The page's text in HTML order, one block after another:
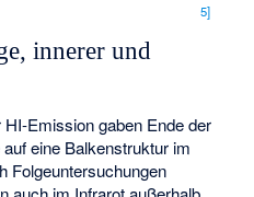
5]
innerer und
Emission gaben Ende der
eine Balkenstruktur im
Folgeuntersuchungen